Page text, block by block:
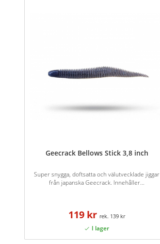
Geecrack Bellows Stick 3,8 inch
Super snygga, doftsatta och välutvecklade jiggar
från japanska Geecrack. Innehåller...
119 kr 139 kr